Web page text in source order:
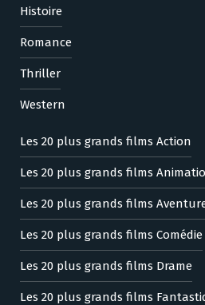
Histoire
Romance
Thriller
Western
Les 20 plus grands films Action
Les 20 plus grands films
Les 20 plus grands films
Les 20 plus grands films Comédie
Les 20 plus grands films Drame
Les 20 plus grands films